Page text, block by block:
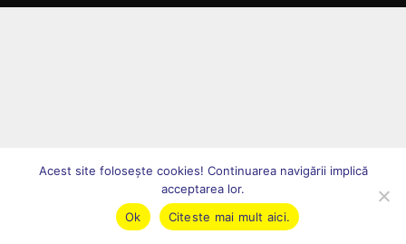
Acest site foloseşte cookies! Continuarea navigării implică
acceptarea lor.
Ok
Citeste mai mult aici.